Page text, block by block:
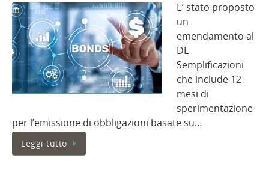
E’ stato proposto
un
emendamento al
DL
Semplificazioni
che include 12
mesi di
sperimentazione
per l’emissione di obbligazioni basate su…
Leggi tutto